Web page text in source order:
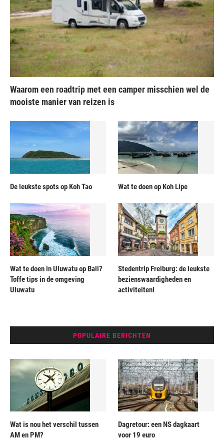
Waarom een roadtrip met een camper misschien wel de
mooiste manier van reizen is
De leukste spots op Koh Tao Wat te doen op Koh Lipe
Wat te doen in Uluwatu op Bali?
Toffe tips in de omgeving
Uluwatu
Stedentrip Freiburg: de leukste
bezienswaardigheden en
activiteiten!
POPULAIRE BERICHTEN
Wat is nou het verschil tussen
AM en PM?
Dagretour: een NS dagkaart
voor 19 euro